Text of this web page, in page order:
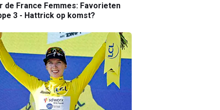
de France Femmes: Favorieten
3 - Hattrick op komst?